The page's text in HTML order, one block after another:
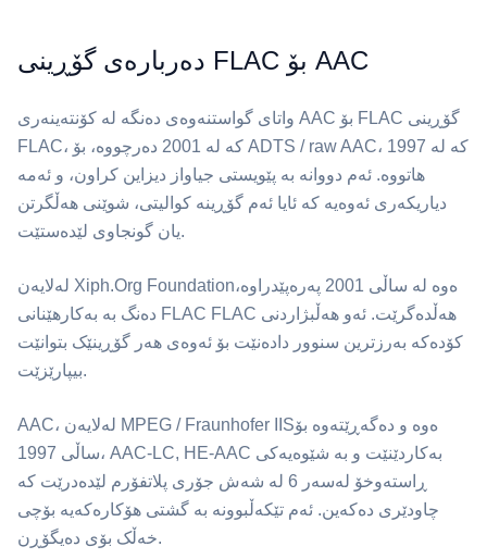
دەربارەی گۆڕینی FLAC بۆ AAC
گۆڕینی ⁦FLAC⁩ بۆ ⁦AAC⁩ واتای گواستنەوەی دەنگە لە کۆنتەینەری
FLAC، کە لە 2001 دەرچووە، بۆ ADTS / raw AAC، کە لە 1997
هاتووە. ئەم دووانە بە پێویستی جیاواز دیزاین کراون، و ئەمە
دیاریکەری ئەوەیە کە ئایا ئەم گۆڕینە کوالیتی، شوێنی هەڵگرتن
یان گونجاوی لێدەستێت.
لەلایەن Xiph.Org Foundationەوە لە ساڵی 2001 پەرەپێدراوە،
⁦FLAC⁩ دەنگ بە بەکارهێنانی FLAC هەڵدەگرێت. ئەو هەڵبژاردنی
کۆدەکە بەرزترین سنوور دادەنێت بۆ ئەوەی هەر گۆڕینێک بتوانێت
بیپارێزێت.
ساڵی 1997، AAC-LC, HE-AAC بەکاردێنێت و بە شێوەیەکی
ڕاستەوخۆ لەسەر 6 لە شەش جۆری پلاتفۆرم لێدەدرێت کە
چاودێری دەکەین. ئەم تێکەڵبوونە بە گشتی هۆکارەکەیە بۆچی
خەڵک بۆی دەیگۆڕن.